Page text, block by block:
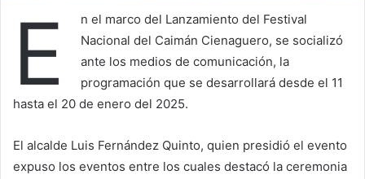
E
n el marco del Lanzamiento del Festival
Nacional del Caimán Cienaguero, se socializó
ante los medios de comunicación, la
programación que se desarrollará desde el 11
hasta el 20 de enero del 2025.
El alcalde Luis Fernández Quinto, quien presidió el evento
expuso los eventos entre los cuales destacó la ceremonia